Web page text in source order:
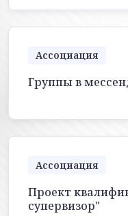
Ассоциация
Группы в
Ассоциация
Проект
супервизор"